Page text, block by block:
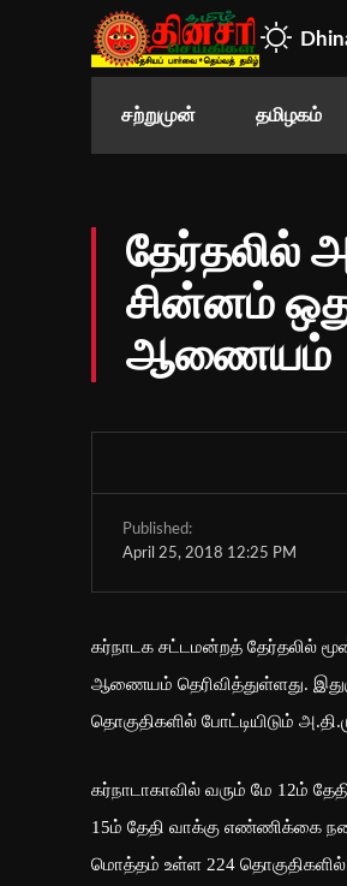
சற்றுமுன் தமிழகம்
தேர்தலில்
சின்னம்
ஆணையம்
Published:
April 25, 2018 12:25 PM
கர்நாடக சட்டமன்றத் தேர்தலில்
ஆணையம் தெரிவித்துள்ளது.
தொகுதிகளில் போட்டியிடும்
கர்நாடாகாவில் வரும் மே 12ம்
15ம் தேதி வாக்கு எண்ணிக்கை
மொத்தம் உள்ள 224 தொகுதிகளில்